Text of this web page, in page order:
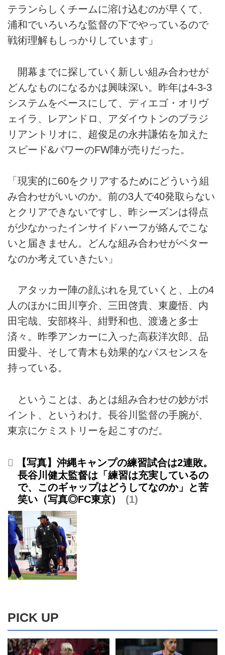
テランらしくチームに溶け込むのが早くて、
浦和でいろいろな監督の下でやっているので
戦術理解もしっかりしています」
開幕までに探していく新しい組み合わせが
どんなものになるかは興味深い。昨年は4-3-3
システムをベースにして、ディエゴ・オリヴ
ェイラ、レアンドロ、アダイウトンのブラジ
リアントリオに、超俊足の永井謙佑を加えた
スピード&パワーのFW陣が売りだった。
「現実的に60をクリアするためにどういう組
み合わせがいいのか。前の3人で40発取らない
とクリアできないですし、昨シーズンは得点
が少なかったインサイドハーフが絡んでこな
いと届きません。どんな組み合わせがベター
なのか考えていきたい」
アタッカー陣の顔ぶれを見ていくと、上の4
人のほかに田川亨介、三田啓貴、東慶悟、内
田宅哉、安部柊斗、紺野和也、渡邊と多士
済々。昨季アンカーに入った高萩洋次郎、品
田愛斗、そして青木も効果的なパスセンスを
持っている。
ということは、あとは組み合わせの妙がポ
イント、というわけ。長谷川監督の手腕が、
東京にケミストリーを起こすのだ。
【写真】沖縄キャンプの練習試合は2連敗。
長谷川健太監督は「練習は充実しているの
で、このギャップはどうしてなのか」と苦
笑い（写真◎FC東京）
1
PICK UP